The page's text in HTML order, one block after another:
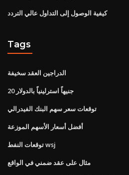
كيفية الوصول إلى التداول عالي التردد
Tags
الدراجين العقد سخيفة
20 جنيهاً استرلينياً بالدولار
توقعات سعر سهم البنك الفيدرالي
أفضل أسعار الأسهم الموزعة
توقعات النفط wsj
مثال على عقد ضمني في الواقع